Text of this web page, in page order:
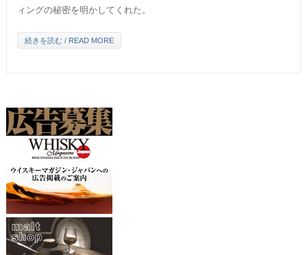
ィングの秘密を明かしてくれた。
続きを読む / READ MORE